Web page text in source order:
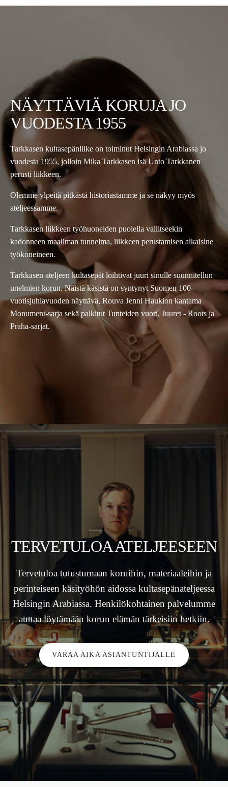
NÄYTTÄVIÄ KORUJA JO
VUODESTA 1955
Tarkkasen kultasepänliike on toiminut Helsingin Arabiassa jo
vuodesta 1955, jolloin Mika Tarkkasen isä Unto Tarkkanen
perusti liikkeen.
Olemme ylpeitä pitkästä historiastamme ja se näkyy myös
ateljeessamme.
Tarkkasen liikkeen työhuoneiden puolella vallitseekin
kadonneen maailman tunnelma, liikkeen perustamisen aikaisine
työkoneineen.
Tarkkasen ateljeen kultasepät loihtivat juuri sinulle suunnitellun
unelmien korun. Näistä käsistä on syntynyt Suomen 100-
vuotisjuhlavuoden näyttävä, Rouva Jenni Haukion kantama
Monument-sarja sekä palkitut Tunteiden vuori, Juuret - Roots ja
Praha-sarjat.
TERVETULOA ATELJEESEEN
Tervetuloa tutustumaan koruihin, materiaaleihin ja
perinteiseen käsityöhön aidossa kultasepänateljeessa
Helsingin Arabiassa. Henkilökohtainen palvelumme
auttaa löytämään korun elämän tärkeisiin hetkiin.
VARAA AIKA ASIANTUNTIJALLE